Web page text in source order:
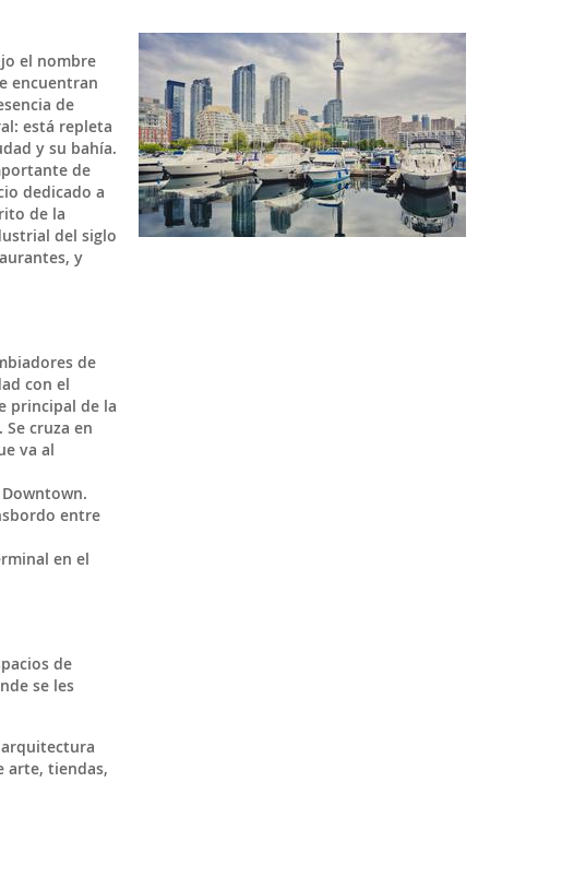
el nombre
encuentran
de
está repleta
y su bahía.
de
dedicado a
de la
del siglo
y
de
con el
principal de la
cruza en
va al
entre
en el
de
se les
arte, tiendas,